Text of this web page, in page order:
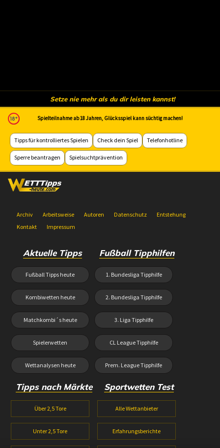
Setze nie mehr als du dir leisten kannst!
Spielteilnahme ab 18 Jahren, Glücksspiel kann süchtig machen!
Tipps für kontrolliertes Spielen Check dein Spiel Telefonhotline
Sperre beantragen Spielsuchtprävention
Archiv Arbeitsweise Autoren Datenschutz
Entstehung
Kontakt
Impressum
Aktuelle Tipps
Fußball Tipps heute
Kombiwetten heute
Matchkombi´s heute
Spielerwetten
Wettanalysen heute
Fußball Tipphilfen
1. Bundesliga Tipphilfe
2. Bundesliga Tipphilfe
3. Liga Tipphilfe
CL League Tipphilfe
Prem. League Tipphilfe
Tipps nach Märkte
Über 2,5 Tore
Unter 2,5 Tore
Sportwetten Test
Alle Wettanbieter
Erfahrungsberichte